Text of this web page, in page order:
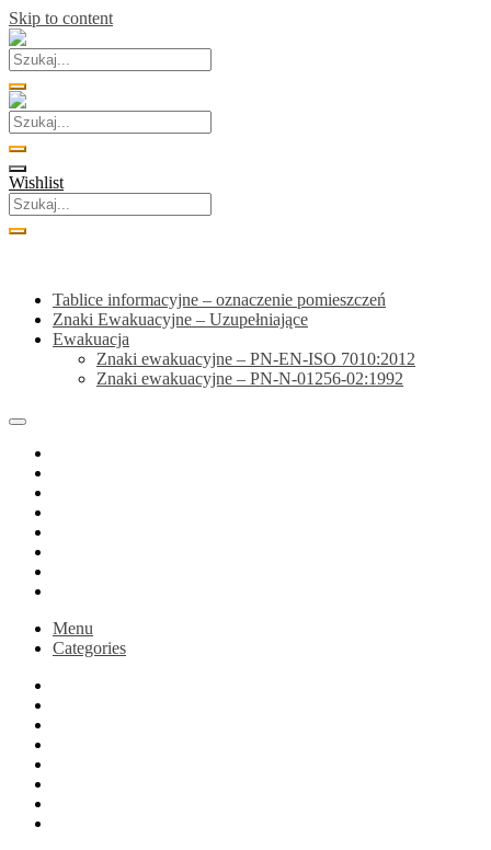
Skip to content
Wishlist
Tablice informacyjne – oznaczenie pomieszczeń
Znaki Ewakuacyjne – Uzupełniające
Ewakuacja
Znaki ewakuacyjne – PN-EN-ISO 7010:2012
Znaki ewakuacyjne – PN-N-01256-02:1992
Menu
Categories